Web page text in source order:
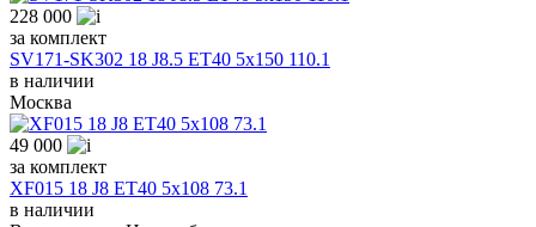
228 000
за комплект
SV171-SK302 18 J8.5 ET40 5x150 110.1
в наличии
Москва
49 000
за комплект
XF015 18 J8 ET40 5x108 73.1
в наличии